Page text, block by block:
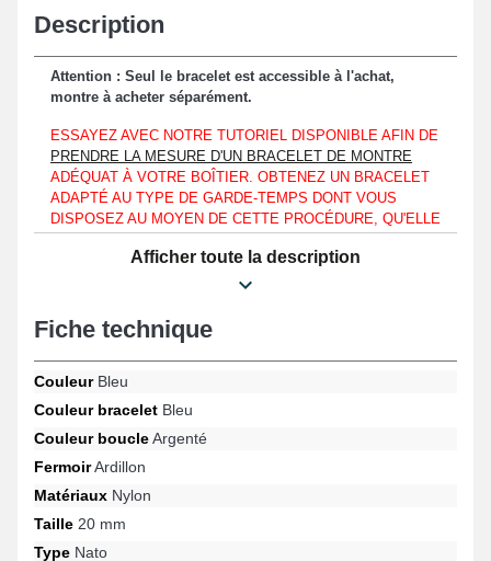
Description
Attention : Seul le bracelet est accessible à l'achat,
montre à acheter séparément.
ESSAYEZ AVEC NOTRE TUTORIEL DISPONIBLE AFIN DE
PRENDRE LA MESURE D'UN BRACELET DE MONTRE
ADÉQUAT À VOTRE BOÎTIER. OBTENEZ UN BRACELET
ADAPTÉ AU TYPE DE GARDE-TEMPS DONT VOUS
DISPOSEZ AU MOYEN DE CETTE PROCÉDURE, QU'ELLE
avec un boîtier de montre exposant une mesure d'entre-corne
d'une largeur de 20mm exclusivement.
Le bracelet montre vintage est en nylon et en fait un choix optimal
Présentée dans le but de préserver une fixation sécurisée et
rapide, la boucle ardillon de couleur argentée est prévue pour cet
montre 20 mm à hauteur d'un boîtier montre. À la fin du bracelet
pour montre, est située l'anse droite.
Ce produit horloger présente une largeur de 20 mm, d'une
nuance bleue raffinée et est fait avec du nylon. Il est possible de
Afficher toute la description
Fiche technique
CouleurBleu
Couleur bracelet Bleu
Couleur boucleArgenté
FermoirArdillon
Matériaux Nylon
Taille 20 mm
Type Nato